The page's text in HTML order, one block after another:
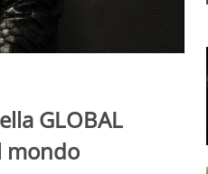
GLOBAL
mondo